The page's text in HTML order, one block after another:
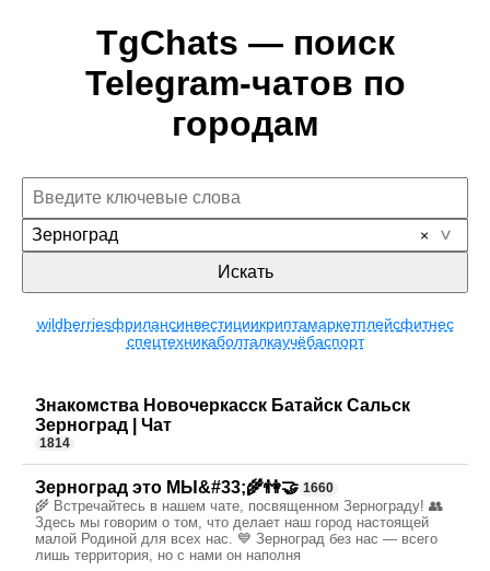
TgChats — поиск
Telegram-чатов по
городам
Зерноград
Искать
wildberriesфрилансинвестициикриптамаркетплейсфитнес
спецтехникаболталкаучёбаспорт
Знакомства Новочеркасск Батайск Сальск
Зерноград | Чат
1814
Зерноград это МЫ&#33;🌾👫🤝 1660
🌾 Встречайтесь в нашем чате, посвященном Зернограду! 👥
Здесь мы говорим о том, что делает наш город настоящей
малой Родиной для всех нас. 💙 Зерноград без нас — всего
лишь территория, но с нами он наполня